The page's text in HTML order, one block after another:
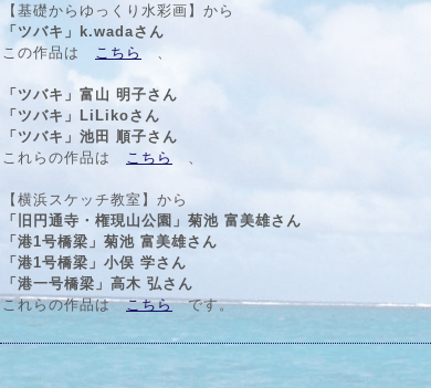
【基礎からゆっくり水彩画】から
「ツバキ」k.wadaさん
この作品は こちら 、
「ツバキ」富山 明子さん
「ツバキ」LiLikoさん
「ツバキ」池田 順子さん
これらの作品は こちら 、
【横浜スケッチ教室】から
「旧円通寺・権現山公園」菊池 富美雄さん
「港1号橋梁」菊池 富美雄さん
「港1号橋梁」小俣 学さん
「港一号橋梁」高木 弘さん
これらの作品はこちらです。